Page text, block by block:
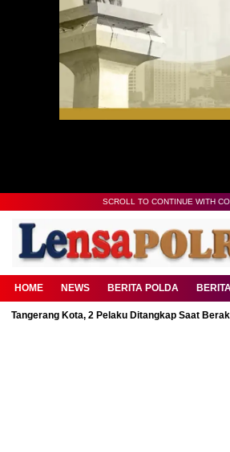
SCROLL TO CONTINUE WITH
HOME NEWS BERITA POLDA
Kota, 2 Pelaku Ditangkap Saat Beraksi